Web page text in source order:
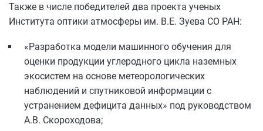
Также в числе победителей два проекта ученых
Института оптики атмосферы им. В.Е. Зуева СО РАН:
«Разработка модели машинного обучения для
оценки продукции углеродного цикла наземных
экосистем на основе метеорологических
наблюдений и спутниковой информации с
устранением дефицита данных» под руководством
А.В. Скороходова;